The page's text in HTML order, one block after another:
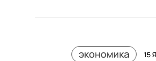
экономика 15